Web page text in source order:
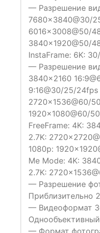
— Разрешение
7680×3840@30/
6016×3008@50/
3840×1920@50/
InstaFrame: 6K:
— Разрешение
3840×2160
9:16@30/25/24fps
2720×1536@60/
1920×1080@60/
FreeFrame: 4K:
2.7K:
1080p:
Me Mode: 4K:
2.7K:
— Разрешение
Приблизительно
— Видеоформат
— Формат